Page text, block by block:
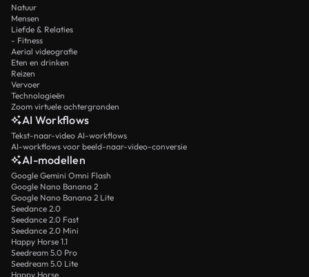
Natuur
Mensen
Liefde & Relaties
- Fitness
Aerial videografie
Eten en drinken
Reizen
Vervoer
Technologieën
Zoom virtuele achtergronden
AI Workflows
Tekst-naar-video AI-workflows
AI-workflows voor beeld-naar-video-conversie
AI-modellen
Google Gemini Omni Flash
Google Nano Banana 2
Google Nano Banana 2 Lite
Seedance 2.0
Seedance 2.0 Fast
Seedance 2.0 Mini
Happy Horse 1.1
Seedream 5.0 Pro
Seedream 5.0 Lite
Happy Horse